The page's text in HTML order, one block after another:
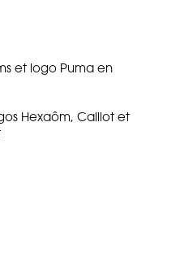
et logo Puma en
Hexaôm, Caillot et